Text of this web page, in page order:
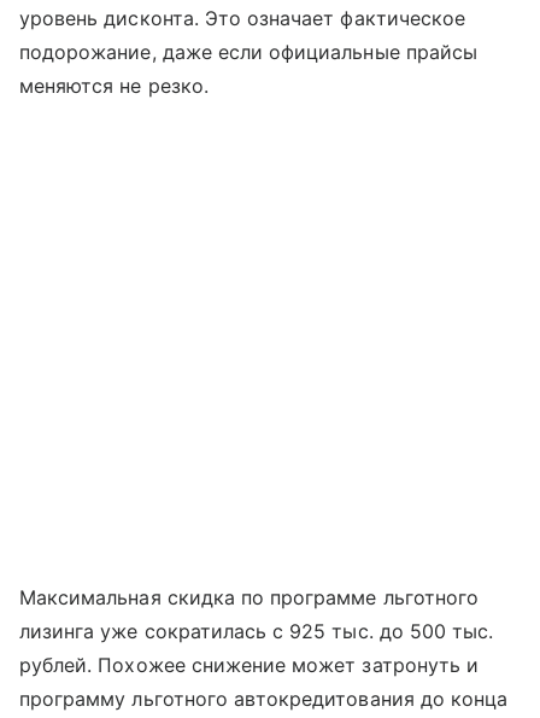
уровень дисконта. Это означает фактическое
подорожание, даже если официальные прайсы
меняются не резко.
Максимальная скидка по программе льготного
лизинга уже сократилась с 925 тыс. до 500 тыс.
рублей. Похожее снижение может затронуть и
программу льготного автокредитования до конца